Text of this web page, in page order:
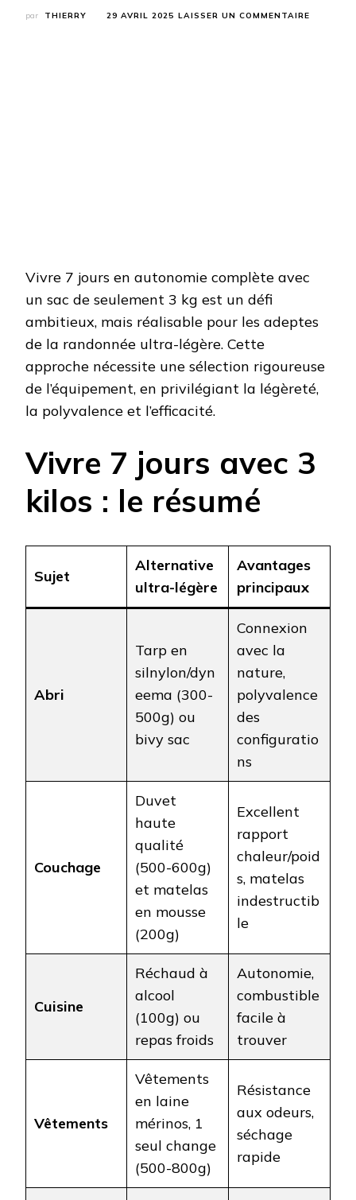
par THIERRY 29 AVRIL 2025 LAISSER UN COMMENTAIRE
Vivre 7 jours en autonomie complète avec
un sac de seulement 3 kg est un défi
ambitieux, mais réalisable pour les adeptes
de la randonnée ultra-légère. Cette
approche nécessite une sélection rigoureuse
de l’équipement, en privilégiant la légèreté,
la polyvalence et l’efficacité.
Vivre 7 jours avec 3
kilos : le résumé
Sujet
Alternative
ultra-légère
Avantages
principaux
Abri
Tarp en
silnylon/dyn
eema (300-
500g) ou
bivy sac
Connexion
avec la
nature,
polyvalence
des
configuratio
ns
Couchage
Duvet
haute
qualité
(500-600g)
et matelas
en mousse
(200g)
Excellent
rapport
chaleur/poid
s, matelas
indestructib
le
Cuisine
Réchaud à
alcool
(100g) ou
repas froids
Autonomie,
combustible
facile à
trouver
Vêtements
Vêtements
en laine
mérinos, 1
seul change
(500-800g)
Résistance
aux odeurs,
séchage
rapide